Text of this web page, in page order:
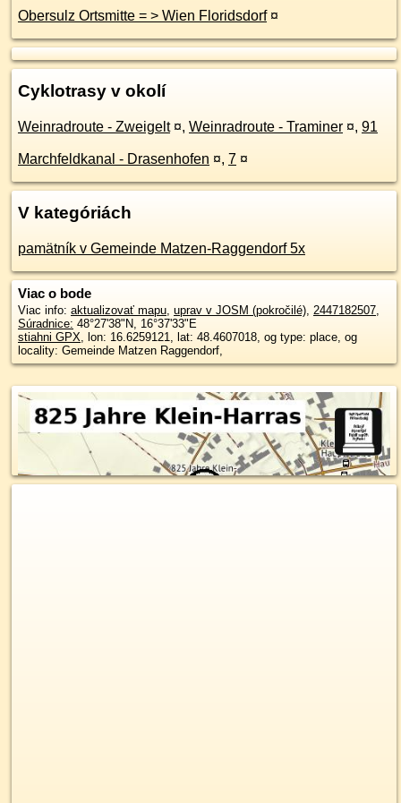
Obersulz Ortsmitte = > Wien Floridsdorf ¤
Cyklotrasy v okolí
Weinradroute - Zweigelt ¤, Weinradroute - Traminer ¤, 91
Marchfeldkanal - Drasenhofen ¤, 7 ¤
V kategóriách
pamätník v Gemeinde Matzen-Raggendorf 5x
Viac o bode
Viac info: aktualizovať mapu, uprav v JOSM (pokročilé), 2447182507,
Súradnice: 48°27'38"N, 16°37'33"E
stiahni GPX, lon: 16.6259121, lat: 48.4607018, og type: place, og
locality: Gemeinde Matzen Raggendorf,